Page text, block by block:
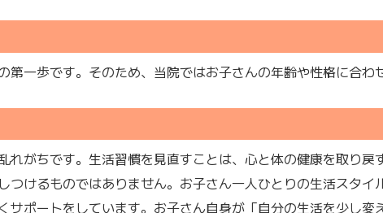
第一歩です。そのため、当院ではお子さんの年齢や性格に合
れがちです。生活習慣を見直すことは、心と体の健康を取り戻
つけるものではありません。お子さん一人ひとりの生活スタ
サポートをしています。お子さん自身が「自分の生活を少し